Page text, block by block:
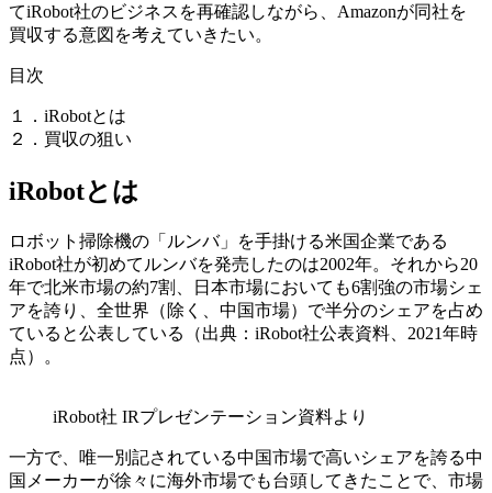
てiRobot社のビジネスを再確認しながら、Amazonが同社を
買収する意図を考えていきたい。
目次
１．iRobotとは
２．買収の狙い
iRobotとは
ロボット掃除機の「ルンバ」を手掛ける米国企業である
iRobot社が初めてルンバを発売したのは2002年。それから20
年で北米市場の約7割、日本市場においても6割強の市場シェ
アを誇り、全世界（除く、中国市場）で半分のシェアを占め
ていると公表している（出典：iRobot社公表資料、2021年時
点）。
iRobot社 IRプレゼンテーション資料より
一方で、唯一別記されている中国市場で高いシェアを誇る中
国メーカーが徐々に海外市場でも台頭してきたことで、市場